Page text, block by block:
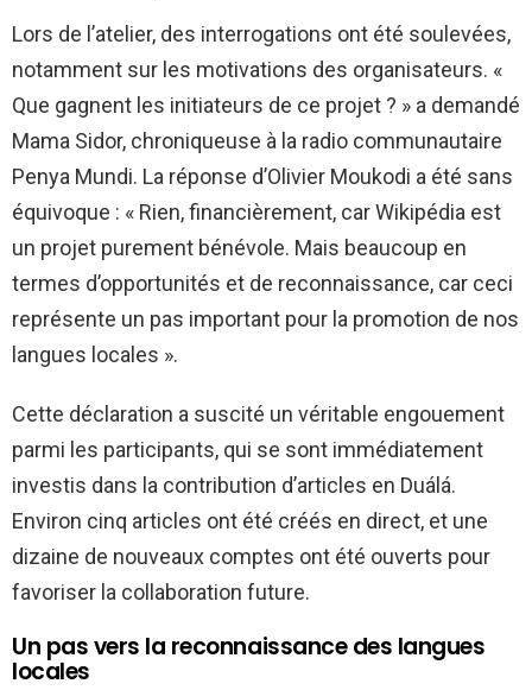
Lors de l’atelier, des interrogations ont été soulevées,
notamment sur les motivations des organisateurs. «
Que gagnent les initiateurs de ce projet ? » a demandé
Mama Sidor, chroniqueuse à la radio communautaire
Penya Mundi. La réponse d’Olivier Moukodi a été sans
équivoque : « Rien, financièrement, car Wikipédia est
un projet purement bénévole. Mais beaucoup en
termes d’opportunités et de reconnaissance, car ceci
représente un pas important pour la promotion de nos
langues locales ».
Cette déclaration a suscité un véritable engouement
parmi les participants, qui se sont immédiatement
investis dans la contribution d’articles en Duálá.
Environ cinq articles ont été créés en direct, et une
dizaine de nouveaux comptes ont été ouverts pour
favoriser la collaboration future.
Un pas vers la reconnaissance des langues
locales